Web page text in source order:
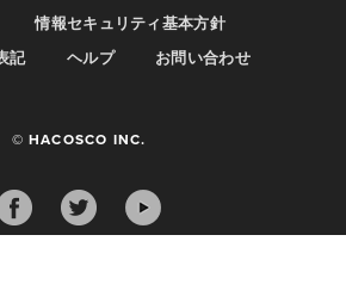
情報セキュリティ基本方針
記
ヘルプ お問い合わせ
© HACOSCO INC.